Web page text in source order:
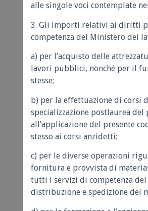
alle singole voci contemplate
3. Gli importi relativi ai diritti
competenza del Ministero dei
a) per l’acquisto delle
lavori pubblici, nonché per il
stesse;
b) per la effettuazione di corsi
specializzazione postlaurea
all’applicazione del presente
stesso ai corsi anzidetti;
c) per le diverse operazioni
fornitura e provvista di
tutti i servizi di competenza
distribuzione e spedizione dei